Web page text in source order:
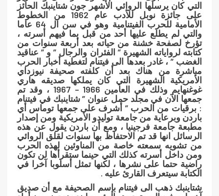
التي كان يرسلها الروائي الأشهر جون شتاينبك الحائز
على جائزة نوبل للأدب عام 1962 من الخطوط
الأمامية للحرب الفيتنامية وهو في سن ال 64 عاما
والتي لم يطلع عليها أحد من قبل بما فيهم أسرته ،
تؤرخ لصفحة خشنة من حياته بعد أربعة سنوات من
كتابته لرواياته الشهيرة ” الفئران والرجال ” و ” عناقيد
الغضب ” ، غادر بعدها الى فيتنام لتغطية أخبار الحرب
مباشرة من هناك بعد أن كلفته صحيفة نيوزداي
الأمريكية الشهيرة التي كان يملكها صديقه هاري
غوغنهايم وذلك في العامين 1966 – 1967 ، وقد تم
جمعها الآن في مجلد حمل عنوان ” شتاينبك في فيتنام
: برقيات من الحرب ” أشرف على جمعها توماس أي
باردن وبرعاية من جامعة توليدو الأمريكية ومن إصدار
مطبعة جامعة فرجينيا ، ومع أن باردن يقول عن هذه
الرسائل انها قد تم الاحتفاظ بها سنوات لقلق الروائي
من تشويه سمعته خاصة من المناوئين لهذه الحرب
ومن داخل أسرته كذلك التي حينما ستقرأها لن تكون
راضية حتما على نشرها ، لكنها تمثل أسلوبا آخرا في
الكتابة سيتعرف القارئ عليه .
شتاينبك ذهب الى فيتنام بإسم الصحيفة مع أن صديق